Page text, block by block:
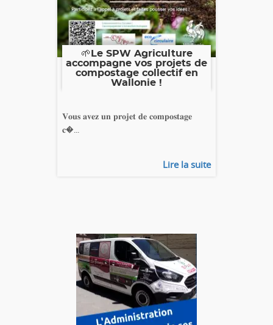
🌱Le SPW Agriculture
accompagne vos projets de
compostage collectif en
Wallonie !
𝐕𝐨𝐮𝐬 𝐚𝐯𝐞𝐳 𝐮𝐧 𝐩𝐫𝐨𝐣𝐞𝐭 𝐝𝐞 𝐜𝐨𝐦𝐩𝐨𝐬𝐭𝐚𝐠𝐞
𝐜�...
Lire la suite